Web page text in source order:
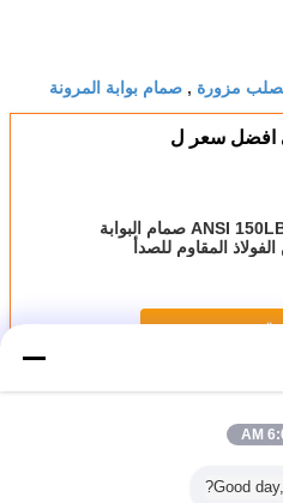
مزورة , صمام بوابة المرونة
افضل سعر ل
ANSI 150LB API 598 صمام البوابة
المقاوم للصدأ
Good